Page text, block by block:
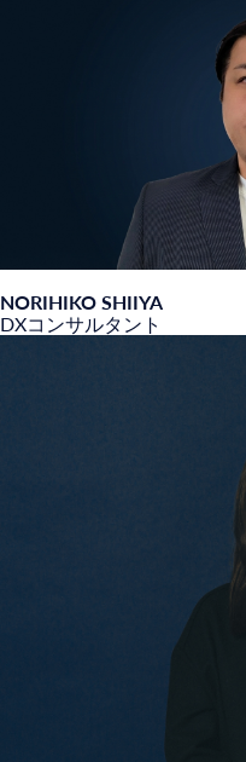
NORIHIKO SHIIYA
DXコンサルタント